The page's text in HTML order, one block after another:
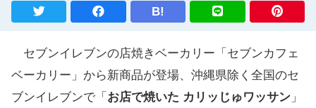
B!
セブンイレブンの店焼きベーカリー「セブンカフェ
ベーカリー」から新商品が登場、沖縄県除く全国のセ
ブンイレブンで「 お店で焼いた カリッじゅワッサン 」